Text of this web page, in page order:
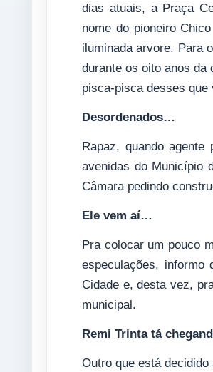
dias atuais, a Praça
nome do pioneiro
iluminada arvore. Para
durante os oito anos
pisca-pisca desses que
Desordenados…
Rapaz, quando
avenidas do Município
Câmara pedindo
Ele vem aí…
Pra colocar um pouco
especulações,
Cidade e, desta vez,
municipal.
Remi Trinta tá
Outro que está